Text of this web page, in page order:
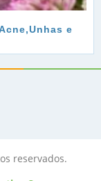
e
reservados.